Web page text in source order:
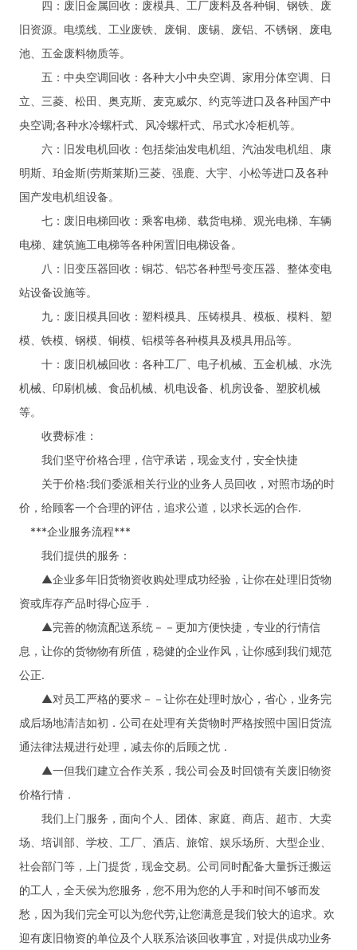
四：废旧金属回收：废模具、工厂废料及各种铜、钢铁、废
旧资源。电缆线、工业废铁、废铜、废锡、废铝、不锈钢、废电
池、五金废料物质等。
五：中央空调回收：各种大小中央空调、家用分体空调、日
立、三菱、松田、奥克斯、麦克威尔、约克等进口及各种国产中
央空调;各种水冷螺杆式、风冷螺杆式、吊式水冷柜机等。
六：旧发电机回收：包括柴油发电机组、汽油发电机组、康
明斯、珀金斯(劳斯莱斯)三菱、强鹿、大宇、小松等进口及各种
国产发电机组设备。
七：废旧电梯回收：乘客电梯、载货电梯、观光电梯、车辆
电梯、建筑施工电梯等各种闲置旧电梯设备。
八：旧变压器回收：铜芯、铝芯各种型号变压器、整体变电
站设备设施等。
九：废旧模具回收：塑料模具、压铸模具、模板、模料、塑
模、铁模、钢模、铜模、铝模等各种模具及模具用品等。
十：废旧机械回收：各种工厂、电子机械、五金机械、水洗
机械、印刷机械、食品机械、机电设备、机房设备、塑胶机械
等。
收费标准：
我们坚守价格合理，信守承诺，现金支付，安全快捷
关于价格:我们委派相关行业的业务人员回收，对照市场的时
价，给顾客一个合理的评估，追求公道，以求长远的合作.
***企业服务流程***
我们提供的服务：
▲企业多年旧货物资收购处理成功经验，让你在处理旧货物
资或库存产品时得心应手．
▲完善的物流配送系统－－更加方便快捷，专业的行情信
息，让你的货物物有所值，稳健的企业作风，让你感到我们规范
公正.
▲对员工严格的要求－－让你在处理时放心，省心，业务完
成后场地清洁如初．公司在处理有关货物时严格按照中国旧货流
通法律法规进行处理，减去你的后顾之忧．
▲一但我们建立合作关系，我公司会及时回馈有关废旧物资
价格行情．
我们上门服务，面向个人、团体、家庭、商店、超市、大卖
场、培训部、学校、工厂、酒店、旅馆、娱乐场所、大型企业、
社会部门等，上门提货，现金交易。公司同时配备大量拆迁搬运
的工人，全天侯为您服务，您不用为您的人手和时间不够而发
愁，因为我们完全可以为您代劳,让您满意是我们较大的追求。欢
迎有废旧物资的单位及个人联系洽谈回收事宜，对提供成功业务